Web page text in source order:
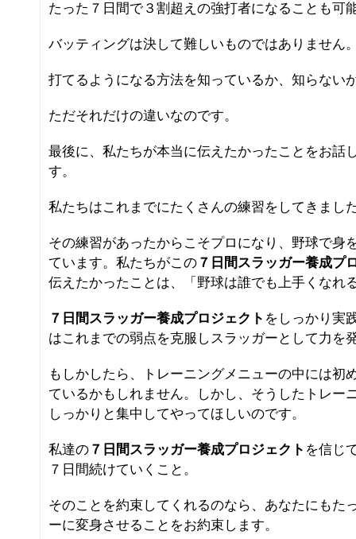
たった７日間で３割超えの強打者になることも可
バッティングは決して難しいものではありません
打てるようになる方法を知っているか、知らない
ただそれだけの違いなのです。
最後に、私たちが本当に伝えたかったことをお話
す。
私たちはこれまでにたくさんの練習をしてきまし
その練習があったからこそプロになり、野球で身
ています。私たちがこの ７日間スラッガー養成プ
伝えたかったことは、「野球は誰でも上手くなれ
７日間スラッガー養成プロジェクト をしっかり実
はこれまでの弱点を克服しスラッガーとして力を
もしかしたら、トレーニングメニューの中には初
ているかもしれません。しかし、そうしたトレー
しっかりと集中してやってほしいのです。
私達の ７日間スラッガー養成プロジェクト を信じ
７日間続けていくこと。
そのことを約束してくれるのなら、あなたにもた
ーに変身させることをお約束します。